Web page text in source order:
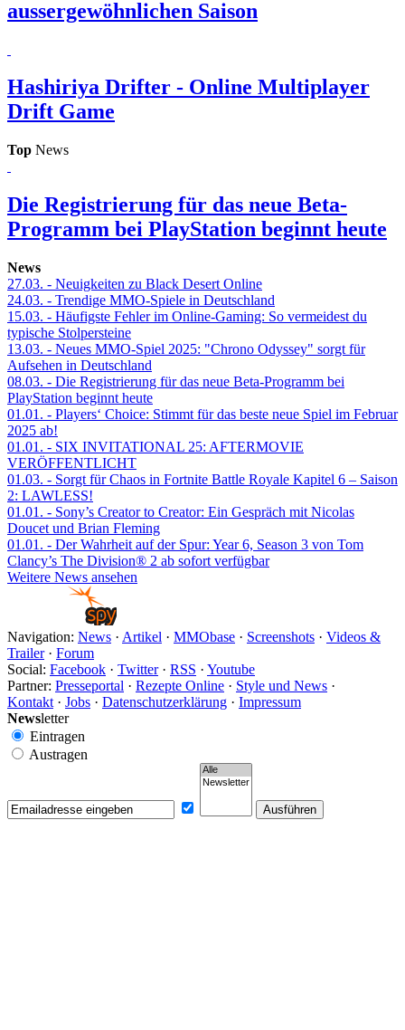
aussergewöhnlichen Saison
Hashiriya Drifter - Online Multiplayer
Drift Game
Top News
Die Registrierung für das neue Beta-
Programm bei PlayStation beginnt heute
News
27.03. - Neuigkeiten zu Black Desert Online
24.03. - Trendige MMO-Spiele in Deutschland
15.03. - Häufigste Fehler im Online-Gaming: So vermeidest du
typische Stolpersteine
13.03. - Neues MMO-Spiel 2025: "Chrono Odyssey" sorgt für
Aufsehen in Deutschland
08.03. - Die Registrierung für das neue Beta-Programm bei
PlayStation beginnt heute
01.01. - Players‘ Choice: Stimmt für das beste neue Spiel im Februar
2025 ab!
01.01. - SIX INVITATIONAL 25: AFTERMOVIE
VERÖFFENTLICHT
01.03. - Sorgt für Chaos in Fortnite Battle Royale Kapitel 6 – Saison
2: LAWLESS!
01.01. - Sony’s Creator to Creator: Ein Gespräch mit Nicolas
Doucet und Brian Fleming
01.01. - Der Wahrheit auf der Spur: Year 6, Season 3 von Tom
Clancy’s The Division® 2 ab sofort verfügbar
Weitere News ansehen
Navigation: News · Artikel · MMObase · Screenshots · Videos &
Trailer· Forum
Social: Facebook · Twitter· RSS · Youtube
Partner: Presseportal · Rezepte Online · Style und News ·
Kontakt · Jobs · Datenschutzerklärung · Impressum
Newsletter
Eintragen
Austragen